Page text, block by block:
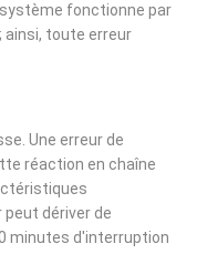
fonctionne par
ainsi, toute erreur
Une erreur de
réaction en chaîne
dériver de
minutes d'interruption